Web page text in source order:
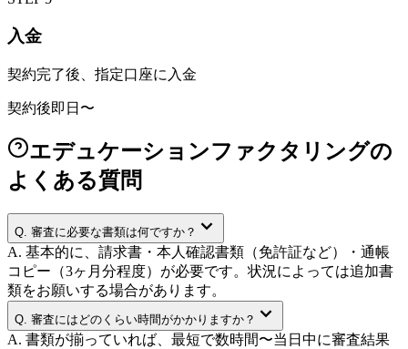
入金
契約完了後、指定口座に入金
契約後即日〜
エデュケーションファクタリングの
よくある質問
Q. 審査に必要な書類は何ですか？
A. 基本的に、請求書・本人確認書類（免許証など）・通帳
コピー（3ヶ月分程度）が必要です。状況によっては追加書
類をお願いする場合があります。
Q. 審査にはどのくらい時間がかかりますか？
A. 書類が揃っていれば、最短で数時間〜当日中に審査結果